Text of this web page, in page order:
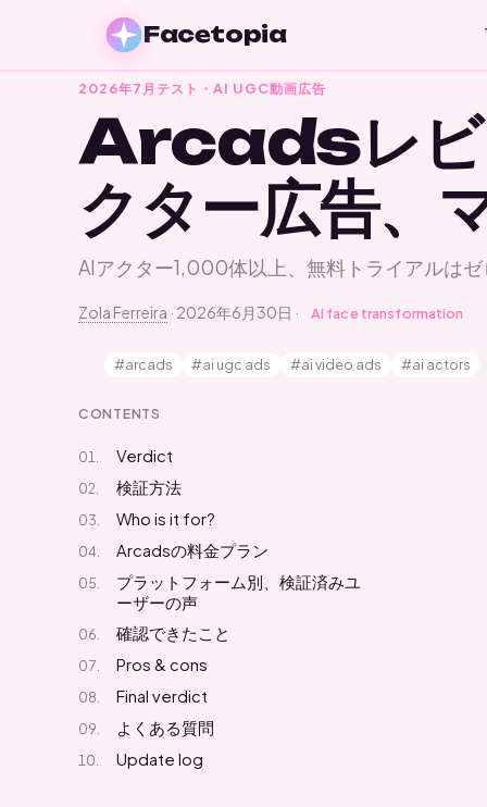
2026年7月テスト・AI UGC動画広告
Arcadsレビ
クター広告、
AIアクター1,000体以上、無料トライアルは
Zola Ferreira · 2026年6月30日 · AI face transformation
#arcads #ai ugc ads #ai video ads #ai actors
CONTENTS
Verdict
検証方法
Who is it for?
Arcadsの料金プラン
プラットフォーム別、検証済みユ
ーザーの声
確認できたこと
Pros & cons
Final verdict
よくある質問
Update log
Facetopia